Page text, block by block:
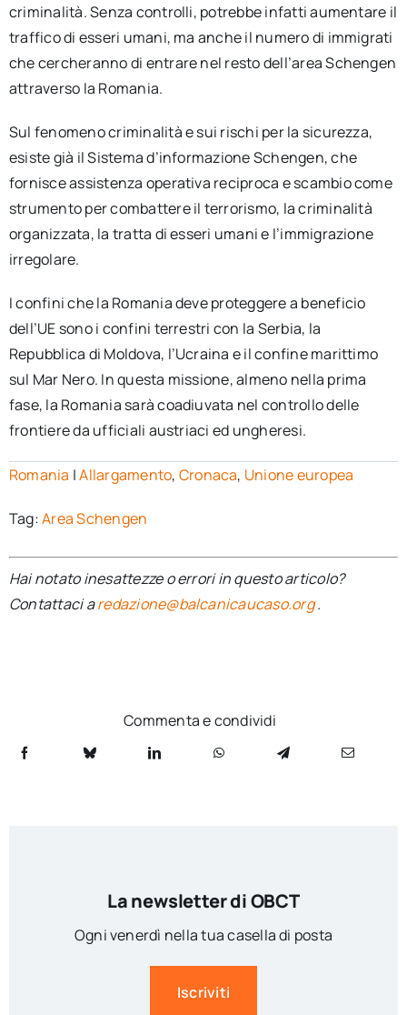
criminalità. Senza controlli, potrebbe infatti aumentare il
traffico di esseri umani, ma anche il numero di immigrati
che cercheranno di entrare nel resto dell’area Schengen
attraverso la Romania.
Sul fenomeno criminalità e sui rischi per la sicurezza,
esiste già il Sistema d’informazione Schengen, che
fornisce assistenza operativa reciproca e scambio come
strumento per combattere il terrorismo, la criminalità
organizzata, la tratta di esseri umani e l’immigrazione
irregolare.
I confini che la Romania deve proteggere a beneficio
dell’UE sono i confini terrestri con la Serbia, la
Repubblica di Moldova, l’Ucraina e il confine marittimo
sul Mar Nero. In questa missione, almeno nella prima
fase, la Romania sarà coadiuvata nel controllo delle
frontiere da ufficiali austriaci ed ungheresi.
Romania |Allargamento, Cronaca, Unione europea
Tag:Area Schengen
Hai notato inesattezze o errori in questo articolo?
Contattaci aredazione@balcanicaucaso.org.
Commenta e condividi
La newsletter di OBCT
Ogni venerdì nella tua casella di posta
Iscriviti